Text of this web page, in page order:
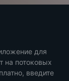
для
на потоковых
введите